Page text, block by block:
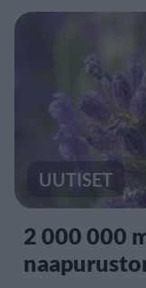
UUTISET
2 000 000